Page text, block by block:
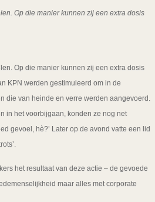
Op die manier kunnen zij een extra dosis
Op die manier kunnen zij een extra dosis
KPN werden gestimuleerd om in de
die van heinde en verre werden aangevoerd.
in het voorbijgaan, konden ze nog net
gevoel, hè?’ Later op de avond vatte een lid
het resultaat van deze actie – de gevoede
maar alles met corporate